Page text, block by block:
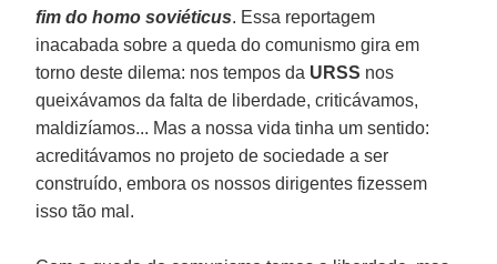
fim do homo soviéticus. Essa reportagem
inacabada sobre a queda do comunismo gira em
torno deste dilema: nos tempos da URSS nos
queixávamos da falta de liberdade, criticávamos,
maldizíamos... Mas a nossa vida tinha um sentido:
acreditávamos no projeto de sociedade a ser
construído, embora os nossos dirigentes fizessem
isso tão mal.